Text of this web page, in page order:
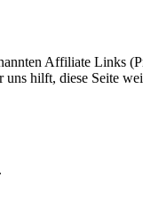
Affiliate
hilft, diese Seite